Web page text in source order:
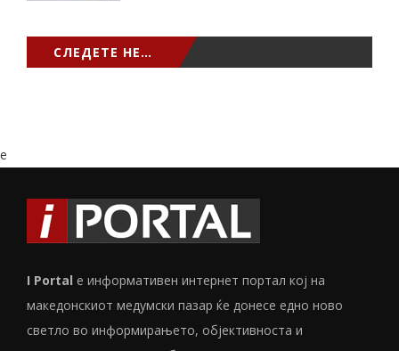
СЛЕДЕТЕ НЕ…
e
I Portal е информативен интернет портал кој на
македонскиот медумски пазар ќе донесе едно ново
светло во информирањето, објективноста и